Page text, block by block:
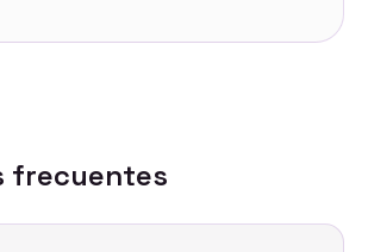
frecuentes